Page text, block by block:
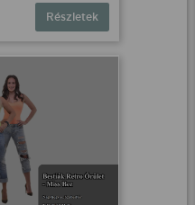
Részletek